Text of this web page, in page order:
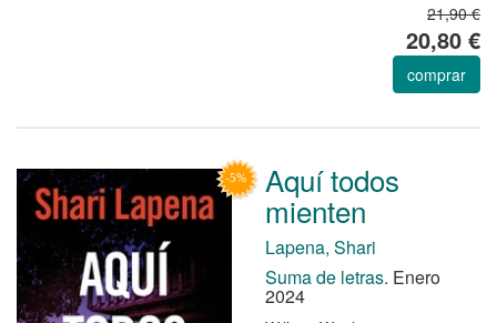
21,90 €
20,80 €
comprar
Aquí todos
mienten
Lapena, Shari
Suma de letras. Enero
2024